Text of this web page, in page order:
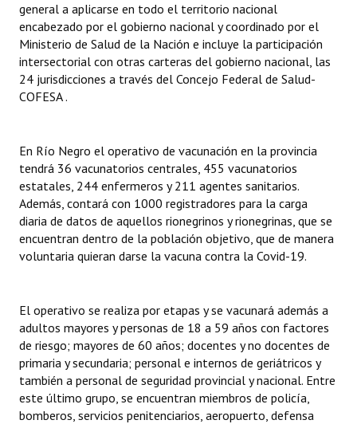
general a aplicarse en todo el territorio nacional
encabezado por el gobierno nacional y coordinado por el
Ministerio de Salud de la Nación e incluye la participación
intersectorial con otras carteras del gobierno nacional, las
24 jurisdicciones a través del Concejo Federal de Salud-
COFESA .
En Río Negro el operativo de vacunación en la provincia
tendrá 36 vacunatorios centrales, 455 vacunatorios
estatales, 244 enfermeros y 211 agentes sanitarios.
Además, contará con 1000 registradores para la carga
diaria de datos de aquellos rionegrinos y rionegrinas, que se
encuentran dentro de la población objetivo, que de manera
voluntaria quieran darse la vacuna contra la Covid-19.
El operativo se realiza por etapas y se vacunará además a
adultos mayores y personas de 18 a 59 años con factores
de riesgo; mayores de 60 años; docentes y no docentes de
primaria y secundaria; personal e internos de geriátricos y
también a personal de seguridad provincial y nacional. Entre
este último grupo, se encuentran miembros de policía,
bomberos, servicios penitenciarios, aeropuerto, defensa